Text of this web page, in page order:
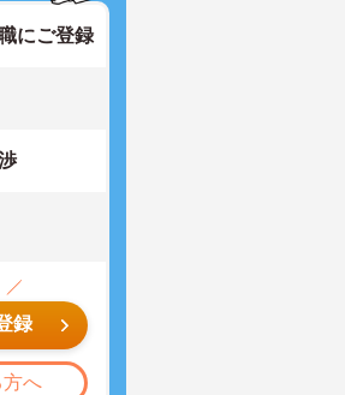
にご登録
録
方へ